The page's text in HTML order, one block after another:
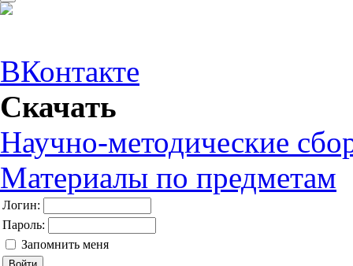
ВКонтакте
Скачать
Научно-методические
Материалы по предметам
Логин:
Пароль:
Запомнить меня